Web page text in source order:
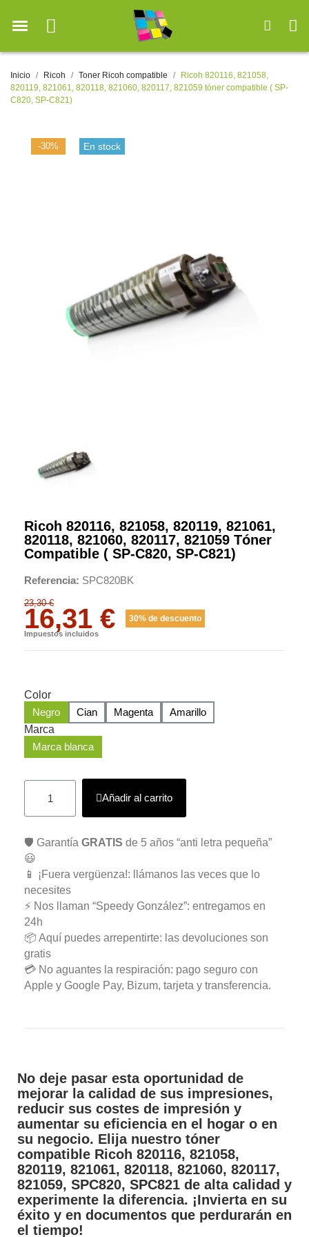
Inicio Ricoh Toner Ricoh compatible
Ricoh 820116, 821058,
820119, 821061, 820118, 821060, 820117, 821059 tóner compatible ( SP-
C820, SP-C821)
-30% En stock
Ricoh 820116, 821058, 820119, 821061,
820118, 821060, 820117, 821059 Tóner
Compatible ( SP-C820, SP-C821)
Referencia SPC820BK
23,30 €
16,31 € 30% de descuento
Impuestos incluidos
Color
Negro
Cian Magenta
Amarillo
Marca
Marca blanca
Añadir al carrito
🛡️ Garantía GRATIS de 5 años “anti letra pequeña”
😃
📱 ¡Fuera vergüenza!: llámanos las veces que lo
necesites
⚡ Nos llaman “Speedy González”: entregamos en
24h
📦 Aquí puedes arrepentirte: las devoluciones son
gratis
💳 No aguantes la respiración: pago seguro con
Apple y Google Pay, Bizum, tarjeta y transferencia.
No deje pasar esta oportunidad de
mejorar la calidad de sus impresiones,
reducir sus costes de impresión y
aumentar su eficiencia en el hogar o en
su negocio. Elija nuestro tóner
compatible Ricoh 820116, 821058,
820119, 821061, 820118, 821060, 820117,
821059, SPC820, SPC821 de alta calidad y
experimente la diferencia. ¡Invierta en su
éxito y en documentos que perdurarán en
el tiempo!